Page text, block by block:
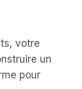
votre
un
pour